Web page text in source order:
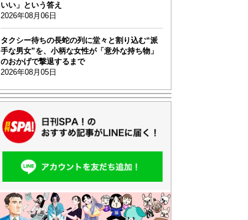
いい」という答え
2026年08月06日
タクシー待ちの長蛇の列に堂々と割り込む“派
手な男女”を、小柄な女性が「意外な持ち物」
のおかげで撃退するまで
2026年08月05日